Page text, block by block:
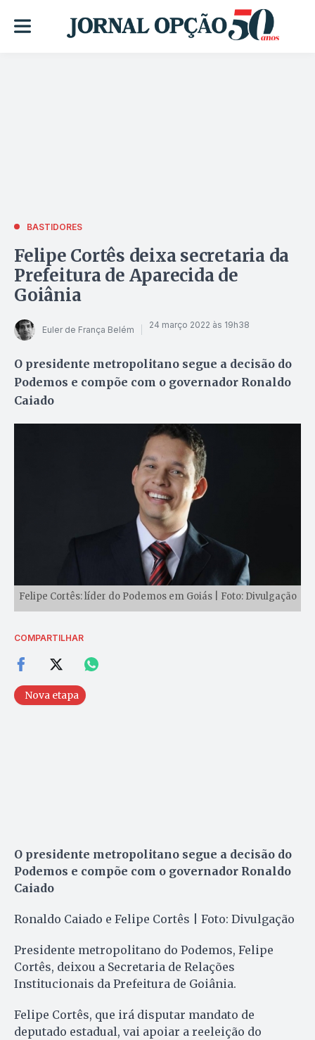
BASTIDORES
Felipe Cortês deixa secretaria da
Prefeitura de Aparecida de
Goiânia
Euler de França Belém 24 março 2022 às 19h38
O presidente metropolitano segue a decisão do
Podemos e compõe com o governador Ronaldo
Caiado
Felipe Cortês: líder do Podemos em Goiás | Foto: Divulgação
COMPARTILHAR
Nova etapa
O presidente metropolitano segue a decisão do
Podemos e compõe com o governador Ronaldo
Caiado
Ronaldo Caiado e Felipe Cortês | Foto: Divulgação
Presidente metropolitano do Podemos, Felipe
Cortês, deixou a Secretaria de Relações
Institucionais da Prefeitura de Goiânia.
Felipe Cortês, que irá disputar mandato de
deputado estadual, vai apoiar a reeleição do